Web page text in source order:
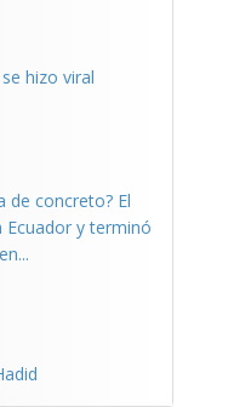
hizo viral
de concreto? El
y terminó